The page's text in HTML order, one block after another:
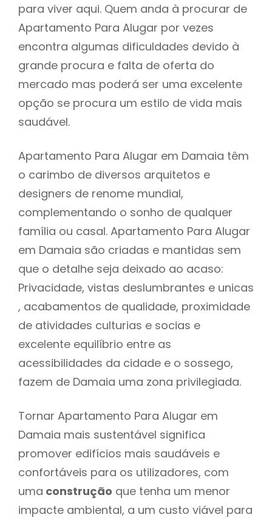
para viver aqui. Quem anda à procurar de
Apartamento Para Alugar por vezes
encontra algumas dificuldades devido à
grande procura e falta de oferta do
mercado mas poderá ser uma excelente
opção se procura um estilo de vida mais
saudável.
Apartamento Para Alugar em Damaia têm
o carimbo de diversos arquitetos e
designers de renome mundial,
complementando o sonho de qualquer
família ou casal. Apartamento Para Alugar
em Damaia são criadas e mantidas sem
que o detalhe seja deixado ao acaso:
Privacidade, vistas deslumbrantes e unicas
, acabamentos de qualidade, proximidade
de atividades culturias e socias e
excelente equilíbrio entre as
acessibilidades da cidade e o sossego,
fazem de Damaia uma zona privilegiada.
Tornar Apartamento Para Alugar em
Damaia mais sustentável significa
promover edifícios mais saudáveis e
confortáveis para os utilizadores, com
uma construção que tenha um menor
impacte ambiental, a um custo viável para